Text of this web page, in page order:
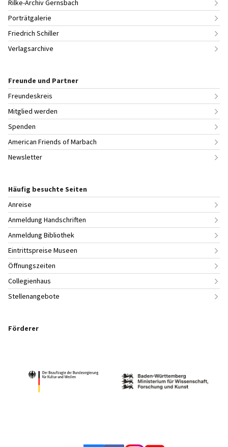
Rilke-Archiv Gernsbach
Porträtgalerie
Friedrich Schiller
Verlagsarchive
Freunde und Partner
Freundeskreis
Mitglied werden
Spenden
American Friends of Marbach
Newsletter
Häufig besuchte Seiten
Anreise
Anmeldung Handschriften
Anmeldung Bibliothek
Eintrittspreise Museen
Öffnungszeiten
Collegienhaus
Stellenangebote
Förderer